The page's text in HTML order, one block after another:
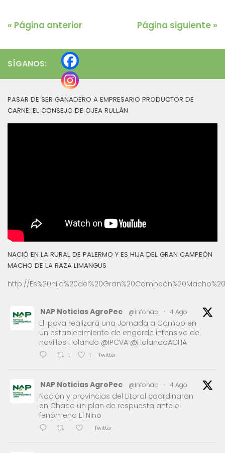
« Página anterior Página siguiente »
SÍGANOS:
PASAR DE SER GANADERO A EMPRESARIO PRODUCTOR DE
CARNE: EL CONSEJO DE OJEA RULLÁN
NACIÓ EN LA RURAL DE PALERMO Y ES HIJA DEL GRAN CAMPEÓN
MACHO DE LA RAZA LIMANGUS
http://
NAP Noticias AgroPec @infonap · 4 Ago
El Ipcva realizará una Jornada a Campo en
un establecimiento de engorde intensivo de
novillos Holando @IPCVA @HolandoACHA
1 1 Twitter
NAP Noticias AgroPec @infonap · 4 Ago
Nación y provincias del Litoral coordinaron
en Chaco un plan de respuesta ante el
fenómeno El Niño
Twitter